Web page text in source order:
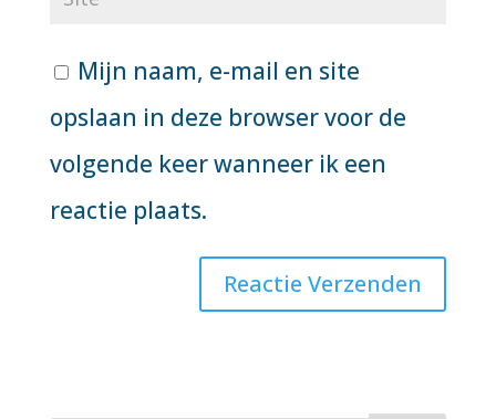
Mijn naam, e-mail en site
opslaan in deze browser voor de
volgende keer wanneer ik een
reactie plaats.